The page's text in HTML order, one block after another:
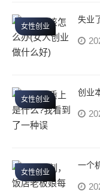
女性创业
失业
女性创业
创业
女性创业
一个